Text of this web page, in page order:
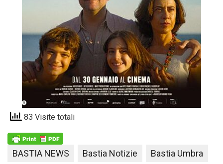
83 Visite totali
BASTIA NEWS Bastia Notizie Bastia Umbra